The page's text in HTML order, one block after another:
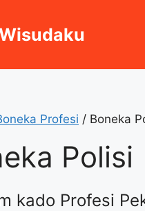
Profesi / Boneka
Polisi
kado Profesi